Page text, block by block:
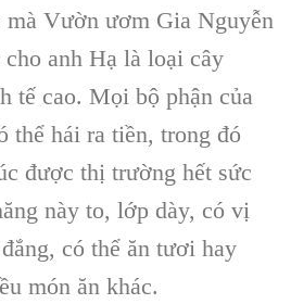
Vườn ươm Gia Nguyễn
anh Hạ là loại cây
tế cao. Mọi bộ phận của
thể hái ra tiền, trong đó
được thị trường hết sức
này to, lớp dày, có vị
có thể ăn tươi hay
món ăn khác.